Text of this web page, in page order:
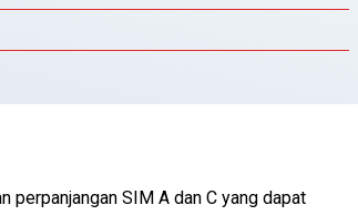
perpanjangan SIM A dan C yang dapat